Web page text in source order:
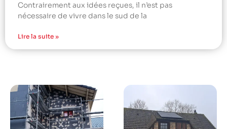
Contrairement aux idées reçues, il n’est pas
nécessaire de vivre dans le sud de la
Lire la suite »